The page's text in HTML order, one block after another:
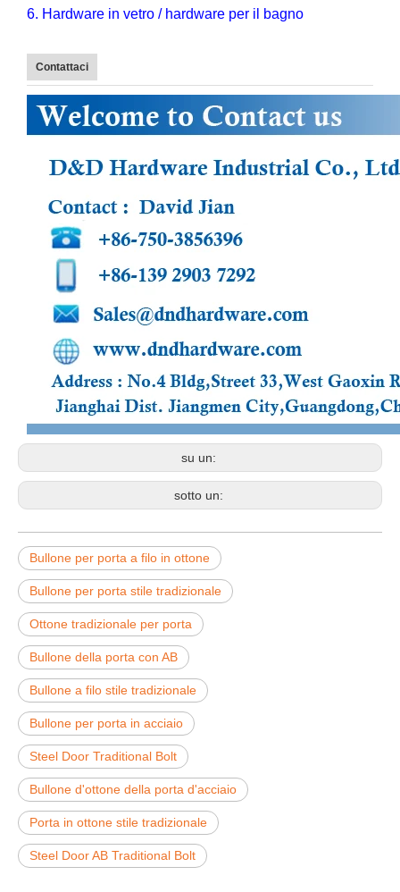
6. Hardware in vetro / hardware per il bagno
Contattaci
su un:
sotto un:
Bullone per porta a filo in ottone
Bullone per porta stile tradizionale
Ottone tradizionale per porta
Bullone della porta con AB
Bullone a filo stile tradizionale
Bullone per porta in acciaio
Steel Door Traditional Bolt
Bullone d'ottone della porta d'acciaio
Porta in ottone stile tradizionale
Steel Door AB Traditional Bolt